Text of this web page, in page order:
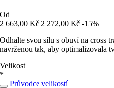
Od
2 663,00 Kč 2 272,00 Kč -15%
Odhalte svou sílu s obuví na cross
navrženou tak, aby optimalizovala
Velikost
*
Průvodce velikostí